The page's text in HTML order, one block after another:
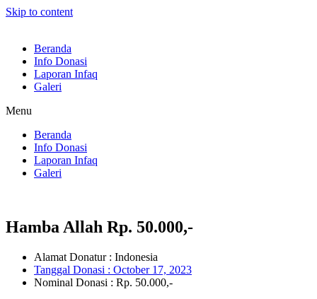
Skip to content
Beranda
Info Donasi
Laporan Infaq
Galeri
Menu
Beranda
Info Donasi
Laporan Infaq
Galeri
Hamba Allah Rp. 50.000,-
Alamat Donatur : Indonesia
Tanggal Donasi : October 17, 2023
Nominal Donasi : Rp. 50.000,-